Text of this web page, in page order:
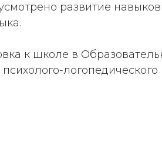
развитие навыков
к школе в
логопедического